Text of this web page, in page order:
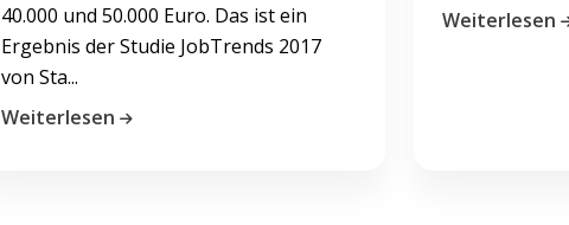
40.000 und 50.000 Euro. Das ist ein
Ergebnis der Studie JobTrends 2017
von Sta...
Weiterlesen
Weiterlesen